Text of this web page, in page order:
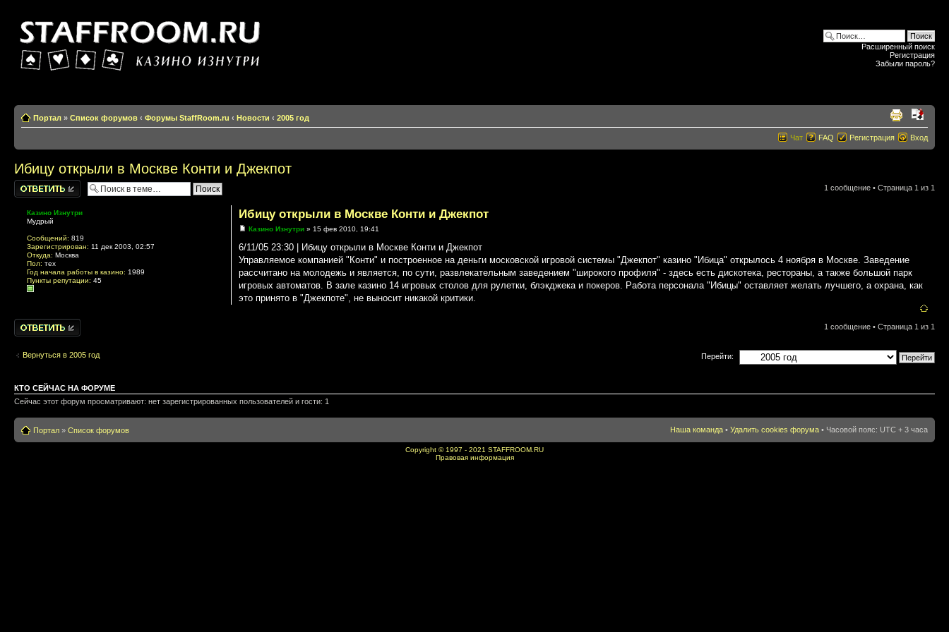
Расширенный поиск
Регистрация
Забыли пароль?
Портал » Список форумов ‹ Форумы StaffRoom.ru ‹ Новости ‹ 2005 год
Чат FAQ Регистрация Вход
Ибицу открыли в Москве Конти и Джекпот
Написать
комментарии
1 сообщение • Страница 1 из 1
Ибицу открыли в Москве Конти и Джекпот
Казино Изнутри » 15 фев 2010, 19:41
6/11/05 23:30 | Ибицу открыли в Москве Конти и Джекпот
Управляемое компанией "Конти" и построенное на деньги московской игровой системы "Джекпот" казино "Ибица" открылось 4 ноября в Москве. Заведение
рассчитано на молодежь и является, по сути, развлекательным заведением "широкого профиля" - здесь есть дискотека, рестораны, а также большой парк
игровых автоматов. В зале казино 14 игровых столов для рулетки, блэкджека и покеров. Работа персонала "Ибицы" оставляет желать лучшего, а охрана, как
это принято в "Джекпоте", не выносит никакой критики.
Казино Изнутри
Мудрый
Сообщений: 819
Зарегистрирован: 11 дек 2003, 02:57
Откуда: Москва
Пол: тех
Год начала работы в казино: 1989
Пункты репутации: 45
Написать
комментарии
1 сообщение • Страница 1 из 1
Вернуться в 2005 год Перейти:
КТО СЕЙЧАС НА ФОРУМЕ
Сейчас этот форум просматривают: нет зарегистрированных пользователей и гости: 1
Портал » Список форумов Наша команда • Удалить cookies форума • Часовой пояс: UTC + 3 часа
Copyright © 1997 - 2021 STAFFROOM.RU
Правовая информация